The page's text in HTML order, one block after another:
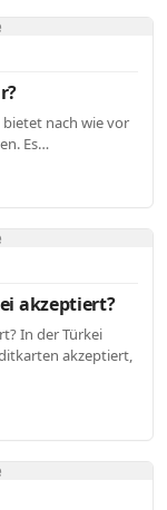
nach wie vor
Es…
akzeptiert?
In der Türkei
akzeptiert,